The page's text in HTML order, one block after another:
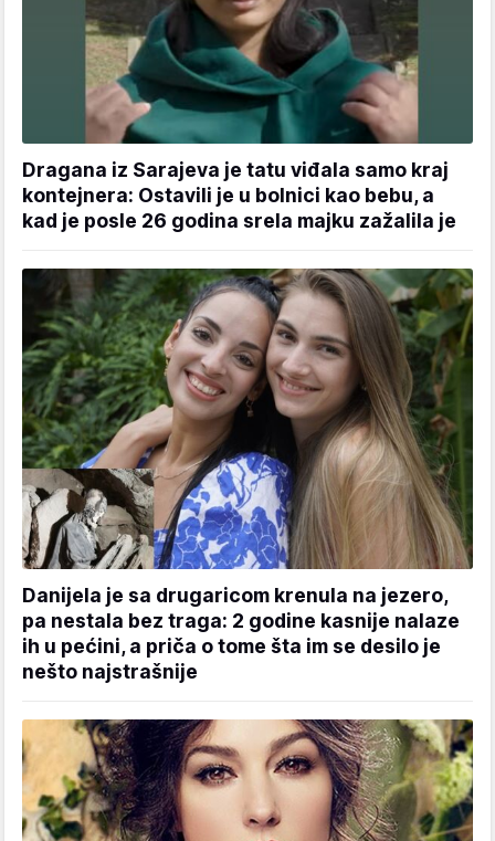
Dragana iz Sarajeva je tatu viđala samo kraj
kontejnera: Ostavili je u bolnici kao bebu, a
kad je posle 26 godina srela majku zažalila je
Danijela je sa drugaricom krenula na jezero,
pa nestala bez traga: 2 godine kasnije nalaze
ih u pećini, a priča o tome šta im se desilo je
nešto najstrašnije